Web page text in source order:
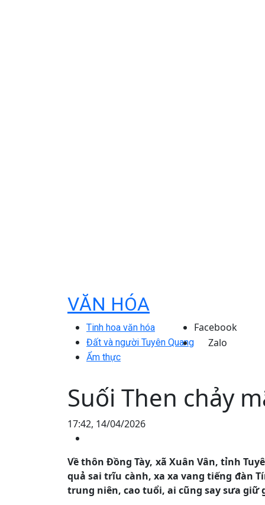
VĂN HÓA
Tinh hoa văn hóa
Đất và người Tuyên Quang
Ẩm thực
Facebook
Zalo
Suối Then chảy
17:42, 14/04/2026
Về thôn Đồng Tày, xã Xuân Vân, tỉnh
quả sai trĩu cành, xa xa vang tiếng đàn
trung niên, cao tuổi, ai cũng say sưa giữ